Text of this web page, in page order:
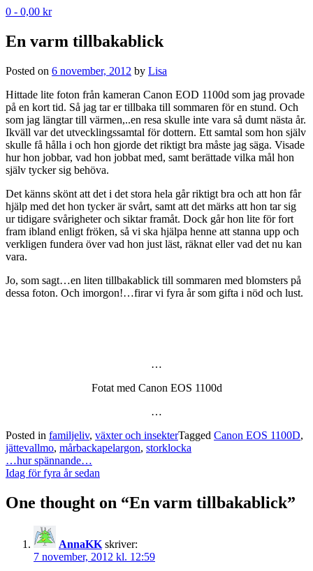
0 - 0,00 kr
En varm tillbakablick
Posted on 6 november, 2012 by Lisa
Hittade lite foton från kameran Canon EOD 1100d som jag provade
på en kort tid. Så jag tar er tillbaka till sommaren för en stund. Och
som jag längtar till värmen,..en resa skulle inte vara så dumt nästa år.
Ikväll var det utvecklingssamtal för dottern. Ett samtal som hon själv
skulle få hålla i och hon gjorde det riktigt bra måste jag säga. Visade
hur hon jobbar, vad hon jobbat med, samt berättade vilka mål hon
själv tycker sig behöva.
Det känns skönt att det i det stora hela går riktigt bra och att hon får
hjälp med det hon tycker är svårt, samt att det märks att hon tar sig
ur tidigare svårigheter och siktar framåt. Dock går hon lite för fort
fram ibland enligt fröken, så vi ska hjälpa henne att stanna upp och
verkligen fundera över vad hon just läst, räknat eller vad det nu kan
vara.
Jo, som sagt…en liten tillbakablick till sommaren med blomsters på
dessa foton. Och imorgon!…firar vi fyra år som gifta i nöd och lust.
…
Fotat med Canon EOS 1100d
…
Posted in familjeliv, växter och insekterTagged Canon EOS 1100D,
jättevallmo, mårbackapelargon, storklocka
Post
navigation
…hur spännande…
Idag för fyra år sedan
One thought on “En varm tillbakablick”
AnnaKK skriver:
7 november, 2012 kl. 12:59